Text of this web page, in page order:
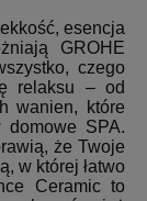
esencja
GROHE
czego
relaksu – od
wanien, które
domowe SPA.
że Twoje
w której łatwo
Ceramic to